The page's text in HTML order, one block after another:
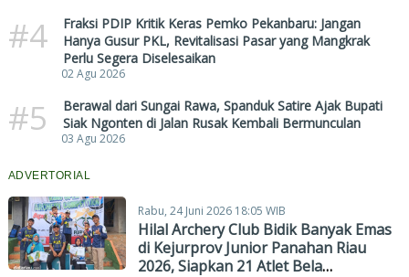
#4
Fraksi PDIP Kritik Keras Pemko Pekanbaru: Jangan
Hanya Gusur PKL, Revitalisasi Pasar yang Mangkrak
Perlu Segera Diselesaikan
02 Agu 2026
#5
Berawal dari Sungai Rawa, Spanduk Satire Ajak Bupati
Siak Ngonten di Jalan Rusak Kembali Bermunculan
03 Agu 2026
ADVERTORIAL
Rabu, 24 Juni 2026 18:05 WIB
Hilal Archery Club Bidik Banyak Emas
di Kejurprov Junior Panahan Riau
2026, Siapkan 21 Atlet Bela